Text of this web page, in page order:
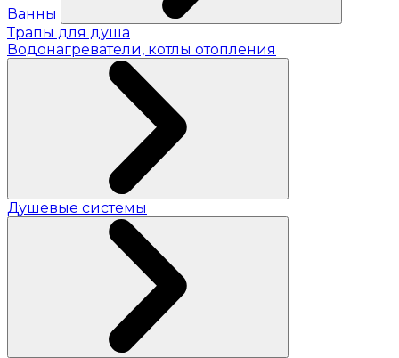
Ванны
Трапы для душа
Водонагреватели, котлы отопления
Душевые системы